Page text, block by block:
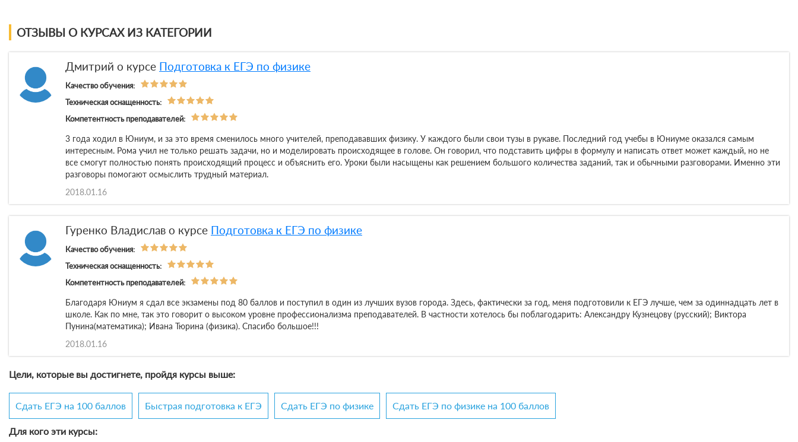
ОТЗЫВЫ О КУРСАХ ИЗ КАТЕГОРИИ
Дмитрий о курсе Подготовка к ЕГЭ по физике
Качество обучения:
Техническая оснащенность:
Компетентность преподавателей:
3 года ходил в Юниум, и за это время сменилось много учителей, преподававших физику. У каждого были свои тузы в рукаве. Последний год учебы в Юниуме оказался самым
интересным. Рома учил не только решать задачи, но и моделировать происходящее в голове. Он говорил, что подставить цифры в формулу и написать ответ может каждый, но не
все смогут полностью понять происходящий процесс и объяснить его. Уроки были насыщены как решением большого количества заданий, так и обычными разговорами. Именно эти
разговоры помогают осмыслить трудный материал.
2018.01.16
Гуренко Владислав о курсе Подготовка к ЕГЭ по физике
Качество обучения:
Техническая оснащенность:
Компетентность преподавателей:
Благодаря Юниум я сдал все экзамены под 80 баллов и поступил в один из лучших вузов города. Здесь, фактически за год, меня подготовили к ЕГЭ лучше, чем за одиннадцать лет в
школе. Как по мне, так это говорит о высоком уровне профессионализма преподавателей. В частности хотелось бы поблагодарить: Александру Кузнецову (русский); Виктора
Пунина(математика); Ивана Тюрина (физика). Спасибо большое!!!
2018.01.16
Цели, которые вы достигнете, пройдя курсы выше:
Сдать ЕГЭ на 100 баллов Быстрая подготовка к ЕГЭ Сдать ЕГЭ по физике Сдать ЕГЭ по физике на 100 баллов
Для кого эти курсы: